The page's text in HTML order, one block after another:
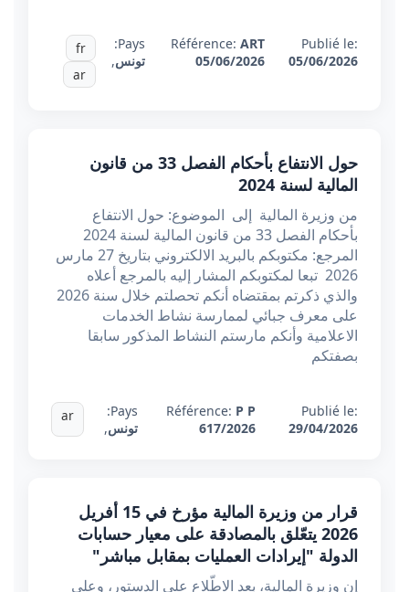
Publié le:
05/06/2026
Référence:ART
05/06/2026
Pays:
تونس,
fr
ar
حول الانتفاع بأحكام الفصل 33 من قانون
المالية لسنة 2024
من وزيرة المالية إلى الموضوع: حول الانتفاع
المرجع: مكتوبكم بالبريد الالكتروني بتاريخ 27 مارس
2026 تبعا لمكتوبكم المشار إليه بالمرجع أعلاه
والذي ذكرتم بمقتضاه أنكم تحصلتم خلال سنة 2026
على معرف جبائي لممارسة نشاط الخدمات
الاعلامية وأنكم مارستم النشاط المذكور سابقا
بصفتكم
Publié le:
29/04/2026
Référence: P P
617/2026
Pays:
تونس,
ar
قرار من وزيرة المالية مؤرخ في 15 أفريل
2026 يتعّلق بالمصادقة على معيار حسابات
الدولة "إيرادات العمليات بمقابل مباشر"
إن وزيرة المالية، بعد الاطّلاع على الدستور، وعلى